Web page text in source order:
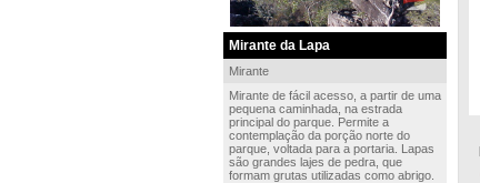
Mirante da Lapa
Mirante
Mirante de fácil acesso, a partir de uma
pequena caminhada, na estrada
principal do parque. Permite a
contemplação da porção norte do
parque, voltada para a portaria. Lapas
são grandes lajes de pedra, que
formam grutas utilizadas como abrigo.